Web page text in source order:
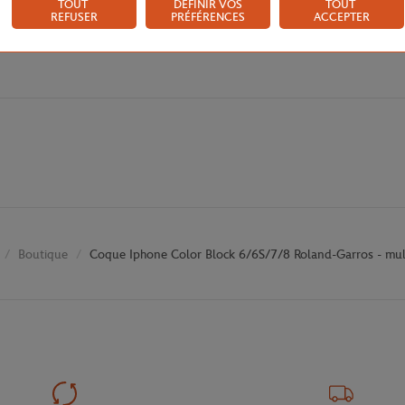
Boutique Coque Iphone Color Block 6/6S/7/8 Roland-Garros -
TOUT
REFUSER
DÉFINIR VOS
PRÉFÉRENCES
TOUT
ACCEPTER